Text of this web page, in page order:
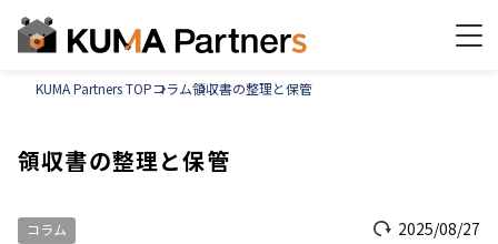
KUMA Partners TOPコラム領収書の整理と保管
領収書の整理と保管
コラム 2025/08/27